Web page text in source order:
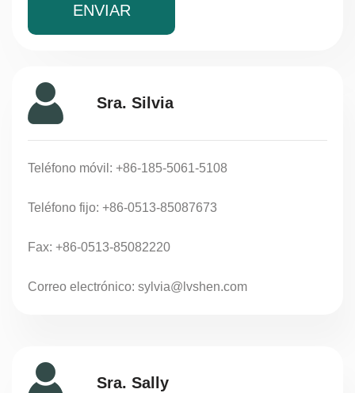
Sra. Silvia
Teléfono móvil: +86-185-5061-5108
Teléfono fijo: +86-0513-85087673
Fax: +86-0513-85082220
Correo electrónico: sylvia@lvshen.com
Sra. Sally